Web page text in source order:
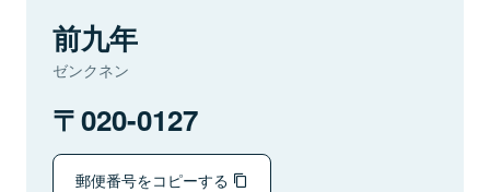
前九年
ゼンクネン
020-0127
郵便番号をコピーする